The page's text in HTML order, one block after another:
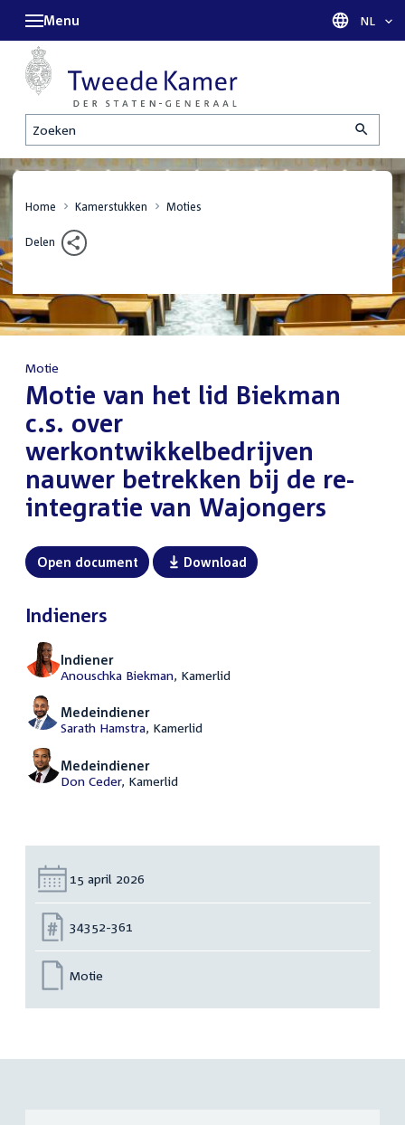
Zoeken
Menu Taal
NL
Home Kamerstukken Moties
Delen
Motie
:Motie van het lid Biekman
c.s. over
werkontwikkelbedrijven
nauwer betrekken bij de re-
integratie van Wajongers
Open document Download
Indieners
Indiener
Anouschka Biekman, Kamerlid
Medeindiener
Sarath Hamstra, Kamerlid
Medeindiener
Don Ceder, Kamerlid
Datum:
15 april 2026
Nummer:
34352-361
Motie